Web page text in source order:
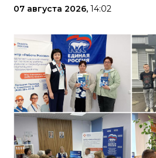
07 августа 2026, 14:02